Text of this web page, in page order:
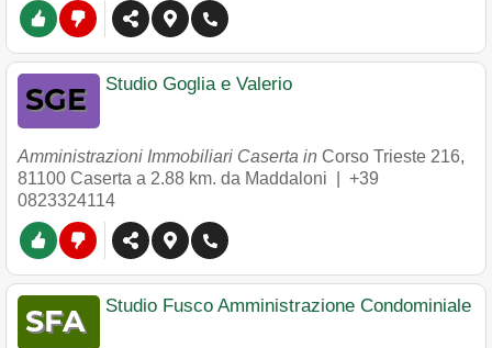
Studio Goglia e Valerio
Amministrazioni Immobiliari Caserta in Corso Trieste 216,
81100 Caserta a 2.88 km. da Maddaloni | +39
0823324114
Studio Fusco Amministrazione Condominiale